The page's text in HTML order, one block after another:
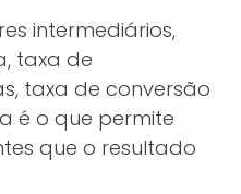
intermediários,
taxa de
taxa de conversão
é o que permite
que o resultado